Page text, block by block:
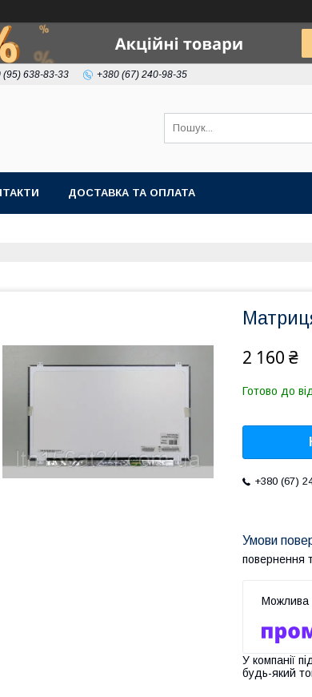
(95) 638-83-33 +380 (67) 240-98-35
ДОСТАВКА ТА ОПЛАТА
2 160 ₴
Готово до
+380 (67)
повернення
У компанії
будь-який